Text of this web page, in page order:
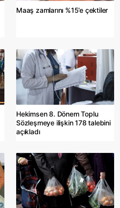
Maaş zamlarını %15’e çektiler
Hekimsen 8. Dönem Toplu
Sözleşmeye ilişkin 178 talebini
açıkladı